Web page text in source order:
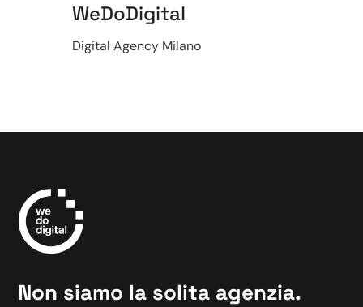
WeDoDigital
Digital Agency Milano
Non siamo la solita agenzia.